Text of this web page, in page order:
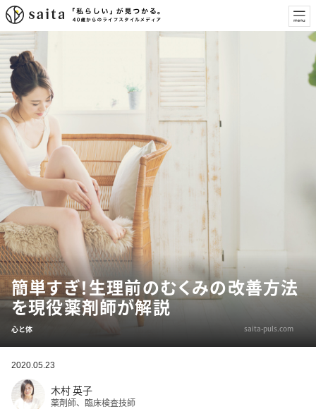
簡単すぎ！生理前のむくみの改善方法
を現役薬剤師が解説
心と体 saita-puls.com
2020.05.23
木村 英子
薬剤師、臨床検査技師